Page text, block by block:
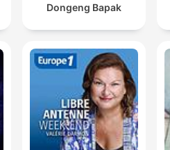
Dongeng Bapak